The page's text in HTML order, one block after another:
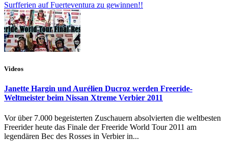
Surfferien auf Fuerteventura zu gewinnen!!
Videos
Janette Hargin und Aurélien Ducroz werden Freeride-
Weltmeister beim Nissan Xtreme Verbier 2011
Vor über 7.000 begeisterten Zuschauern absolvierten die weltbesten
Freerider heute das Finale der Freeride World Tour 2011 am
legendären Bec des Rosses in Verbier in...